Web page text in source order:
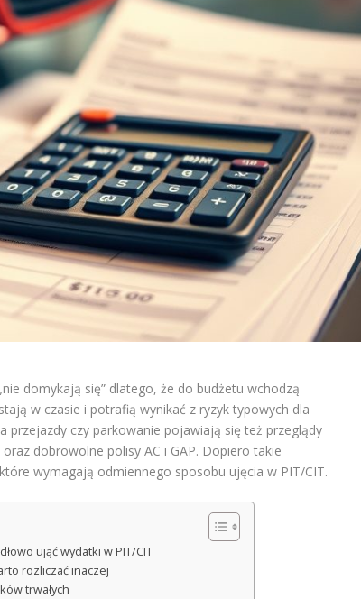
domykają się” dlatego, że do budżetu wchodzą
w czasie i potrafią wynikać z ryzyk typowych dla
przejazdy czy parkowanie pojawiają się też przeglądy
dobrowolne polisy AC i GAP. Dopiero takie
wymagają odmiennego sposobu ujęcia w PIT/CIT.
ująć wydatki w PIT/CIT
rozliczać inaczej
trwałych